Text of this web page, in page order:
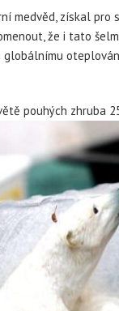
medvěd, získal pro
že i tato
pouhých zhruba